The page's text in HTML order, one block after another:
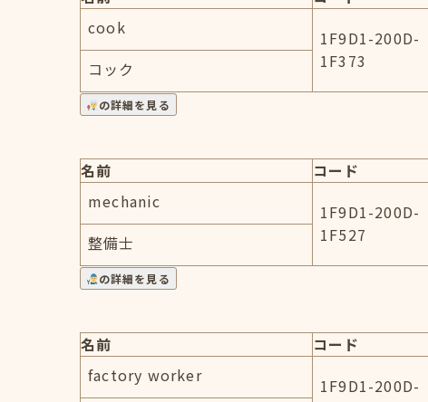
cook
1F9D1-200D-
1F373
コック
の詳細を見る
名前 コード
mechanic
1F9D1-200D-
1F527
整備士
の詳細を見る
名前 コード
factory worker
1F9D1-200D-